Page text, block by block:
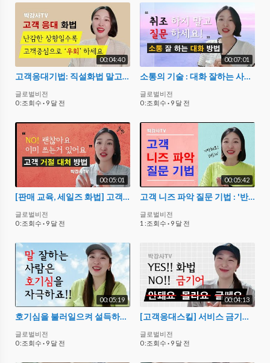
00:04:40
고객응대기법: 직설화법 말고 고객중심적 우회화법 하세요
글로벌비전
0 :조회수 · 9 달 전
00:07:01
소통의 기술 : 대화 잘하는 사람은 '취조' 하지 않고 '질문'을 하죠?
글로벌비전
0 :조회수 · 9 달 전
00:05:01
[판매 교육, 세일즈 화법] 고객 거절에 건강하게 대처하는 방법, 박원영 서비스 강사
글로벌비전
0 :조회수 · 9 달 전
00:05:42
고객 니즈 파악 질문 기법 : '반감'이 아닌' 반가움'이 되는 서비스
글로벌비전
1 :조회수 · 9 달 전
00:05:19
호기심을 불러일으켜 설득하는 말 잘하는 방법
글로벌비전
0 :조회수 · 9 달 전
00:04:13
[고객응대스킬] 서비스 금기어 대신 YES화법 사용하세요!!
글로벌비전
0 :조회수 · 9 달 전